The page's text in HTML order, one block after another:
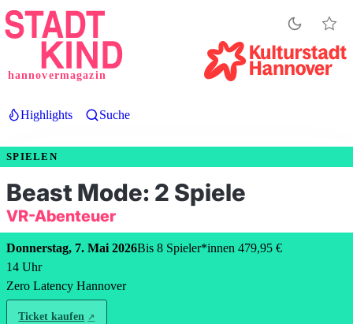
Direkt
zum
hannovermagazin
Highlights Suche
SPIELEN
Beast Mode: 2 Spiele
VR-Abenteuer
Donnerstag, 7. Mai 2026
14 Uhr
Zero Latency Hannover
Bis 8 Spieler*innen 479,95 €
Ticket kaufen